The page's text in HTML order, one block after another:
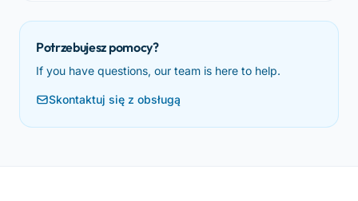
Potrzebujesz pomocy?
If you have questions, our team is here to help.
Skontaktuj się z obsługą